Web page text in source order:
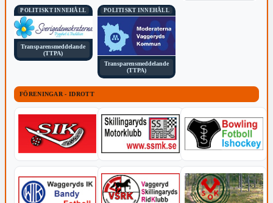
POLITISKT INNEHÅLL
Transparensmeddelande
(TTPA)
POLITISKT INNEHÅLL
Transparensmeddelande
(TTPA)
FÖRENINGAR - IDROTT